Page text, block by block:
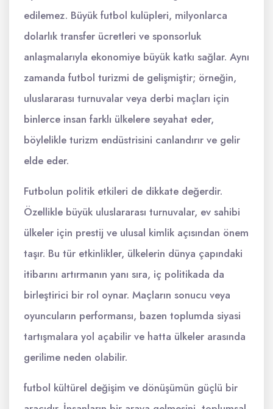
edilemez. Büyük futbol kulüpleri, milyonlarca
dolarlık transfer ücretleri ve sponsorluk
anlaşmalarıyla ekonomiye büyük katkı sağlar. Aynı
zamanda futbol turizmi de gelişmiştir; örneğin,
uluslararası turnuvalar veya derbi maçları için
binlerce insan farklı ülkelere seyahat eder,
böylelikle turizm endüstrisini canlandırır ve gelir
elde eder.
Futbolun politik etkileri de dikkate değerdir.
Özellikle büyük uluslararası turnuvalar, ev sahibi
ülkeler için prestij ve ulusal kimlik açısından önem
taşır. Bu tür etkinlikler, ülkelerin dünya çapındaki
itibarını artırmanın yanı sıra, iç politikada da
birleştirici bir rol oynar. Maçların sonucu veya
oyuncuların performansı, bazen toplumda siyasi
tartışmalara yol açabilir ve hatta ülkeler arasında
gerilime neden olabilir.
futbol kültürel değişim ve dönüşümün güçlü bir